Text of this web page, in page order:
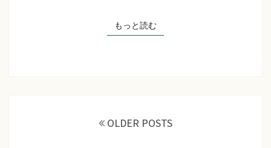
もっと読むもっと読む
OLDER POSTS